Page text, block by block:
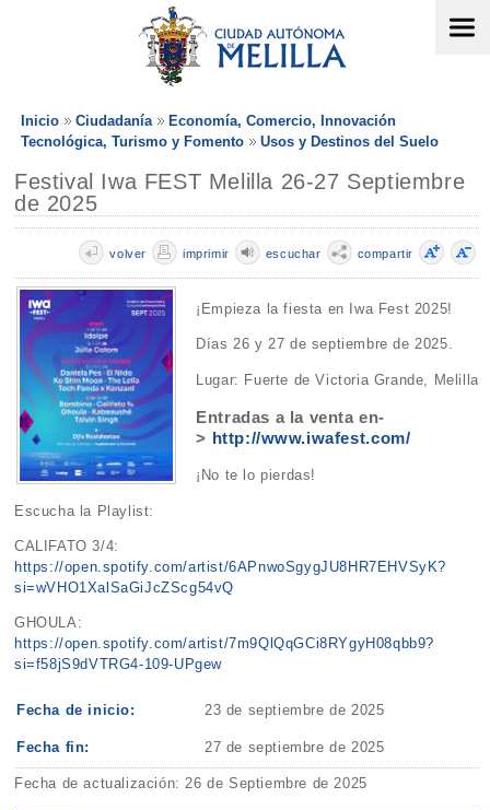
Inicio Ciudadanía
Economía, Comercio, Innovación
Tecnológica, Turismo y Fomento
Usos y Destinos del Suelo
Festival Iwa FEST Melilla 26-27 Septiembre
de 2025
compartir
escuchar
imprimir
volver
¡Empieza la fiesta en Iwa Fest 2025!
Días 26 y 27 de septiembre de 2025.
Lugar: Fuerte de Victoria Grande, Melilla
Entradas a la venta en-
> http://www.iwafest.com/
¡No te lo pierdas!
Escucha la Playlist:
CALIFATO 3/4:
https://open.spotify.com/artist/6APnwoSgygJU8HR7EHVSyK?
si=wVHO1XalSaGiJcZScg54vQ
GHOULA:
https://open.spotify.com/artist/7m9QlQqGCi8RYgyH08qbb9?
si=f58jS9dVTRG4-109-UPgew
Fecha de inicio: 23 de septiembre de 2025
Fecha fin: 27 de septiembre de 2025
Fecha de actualización: 26 de Septiembre de 2025